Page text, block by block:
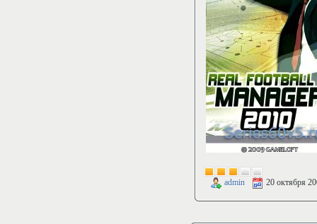
admin 20 октября